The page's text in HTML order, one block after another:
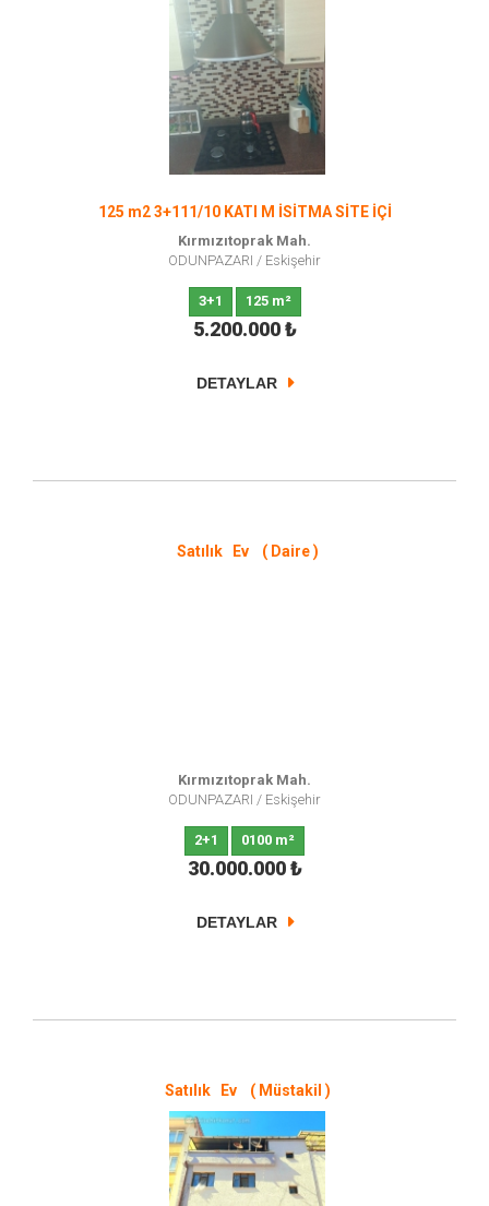
125 m2 3+111/10 KATI M İSİTMA SİTE İÇİ
Kırmızıtoprak Mah.
ODUNPAZARI / Eskişehir
3+1 125 m²
5.200.000 ₺
DETAYLAR
Satılık Ev ( Daire )
Kırmızıtoprak Mah.
ODUNPAZARI / Eskişehir
2+1 0100 m²
30.000.000 ₺
DETAYLAR
Satılık Ev ( Müstakil )